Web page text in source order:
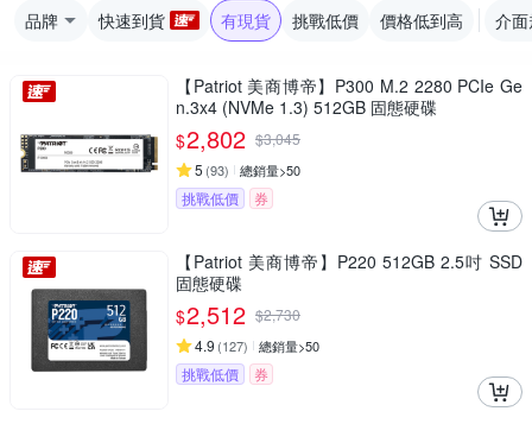
品牌 快速到貨 有現貨 挑戰低價 價格低到高 介
【Patriot 美商博帝】P300 M.2 2280 PCIe Ge
n.3x4 (NVMe 1.3) 512GB 固態硬碟
$2,802 $3,045
5 (93) 總銷量>50
挑戰低價 券
【Patriot 美商博帝】P220 512GB 2.5吋 SSD
固態硬碟
$2,512 $2,730
4.9 (127) 總銷量>50
挑戰低價 券